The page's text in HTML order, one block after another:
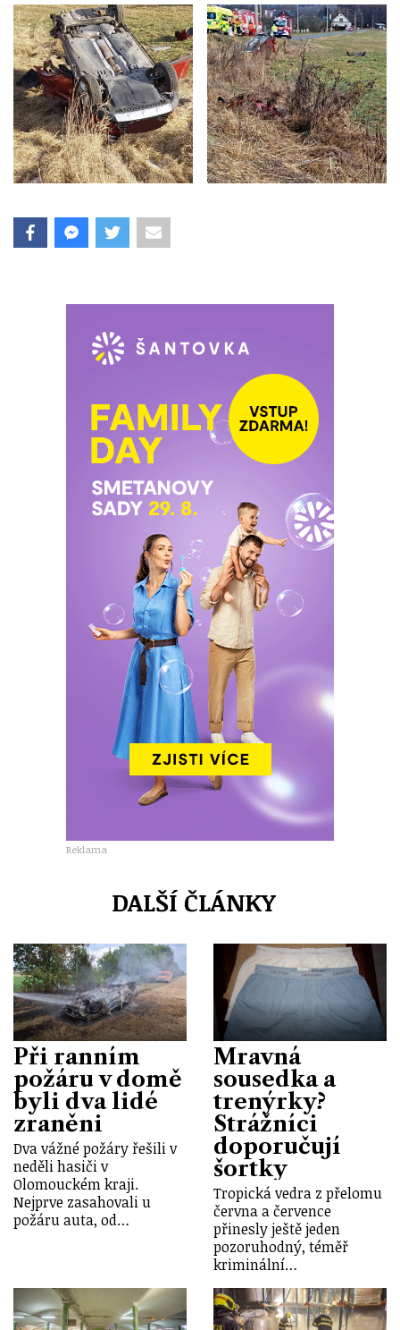
Reklama
DALŠÍ ČLÁNKY
Při ranním
požáru v domě
byli dva lidé
zraněni
Dva vážné požáry řešili v
neděli hasiči v
Olomouckém kraji.
Nejprve zasahovali u
požáru auta, od…
Mravná
sousedka a
trenýrky?
Strážníci
doporučují
šortky
Tropická vedra z přelomu
června a července
přinesly ještě jeden
pozoruhodný, téměř
kriminální…